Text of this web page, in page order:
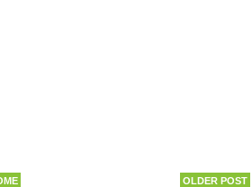
OLDER POST